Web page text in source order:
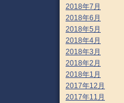
2018年7月
2018年6月
2018年5月
2018年4月
2018年3月
2018年2月
2018年1月
2017年12月
2017年11月